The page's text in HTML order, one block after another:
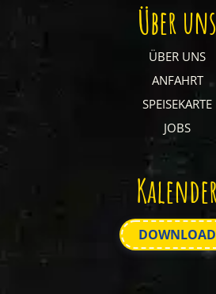
Über uns
ÜBER UNS
ANFAHRT
SPEISEKARTE
JOBS
DOWNLOAD